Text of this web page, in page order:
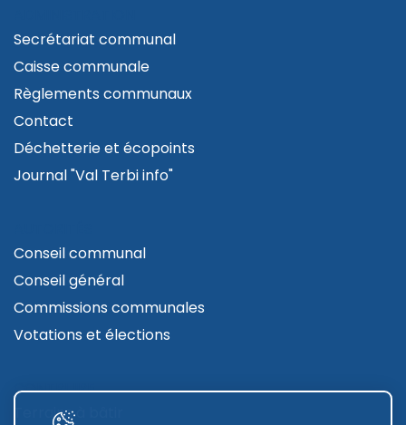
Secrétariat communal
Caisse communale
Règlements communaux
Contact
Déchetterie et écopoints
Journal "Val Terbi info"
Conseil communal
Conseil général
Commissions communales
Votations et élections
CONTRUIRE
Terrains à bâtir